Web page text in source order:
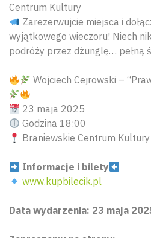
Centrum Kultury
Zarezerwujcie miejsca i
wyjątkowego wieczoru! Niech
podróży przez dżunglę… pełną
Wojciech Cejrowski –
23 maja 2025
Godzina 18:00
Braniewskie Centrum
Informacje i bilety
www.kupbilecik.pl
Data wydarzenia: 23 maja